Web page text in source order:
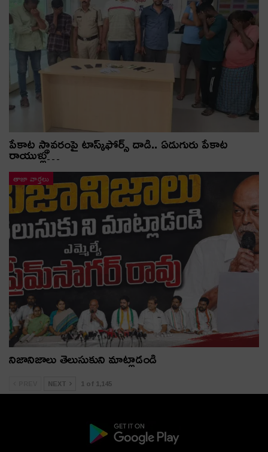
పేకాట స్థావరంపై టాస్క్‌ఫోర్స్ దాడి.. ఏడుగురు పేకాట
రాయుళ్లు…
తాజా వార్తలు
నిజానిజాలు తెలుసుకుని మాట్లాడండి
NEXT 1 of 1,145